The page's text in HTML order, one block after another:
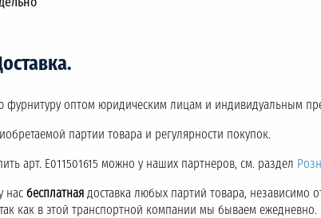
оптом юридическим лицам и индивидуальным
партии товара и регулярности покупок.
арт. E011501615 можно у наших партнеров, см. раздел
нас бесплатная доставка любых партий товара,
как в этой транспортной компании мы бываем